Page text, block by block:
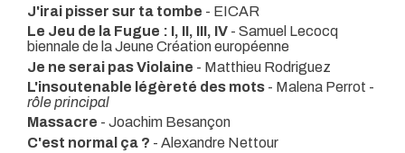
J'irai pisser sur ta tombe - EICAR
Le Jeu de la Fugue : I, II, III, IV - Samuel Lecocq
biennale de la Jeune Création européenne
Je ne serai pas Violaine - Matthieu Rodriguez
L'insoutenable légèreté des mots - Malena Perrot -
rôle principal
Massacre - Joachim Besançon
C'est normal ça ? - Alexandre Nettour